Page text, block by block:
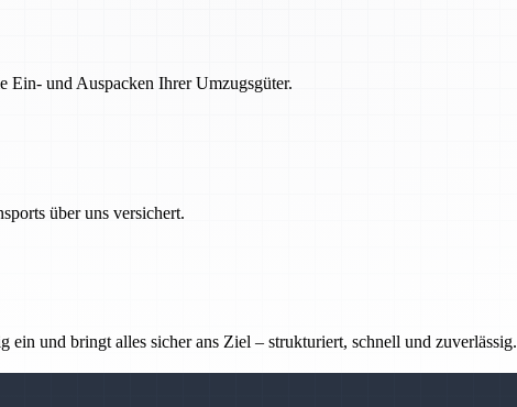
Ein- und Auspacken Ihrer Umzugsgüter.
über uns versichert.
und bringt alles sicher ans Ziel – strukturiert, schnell und zuverlässig.